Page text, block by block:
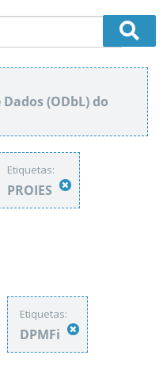
(ODbL) do
Etiquetas:
PROIES
Etiquetas:
DPMFi